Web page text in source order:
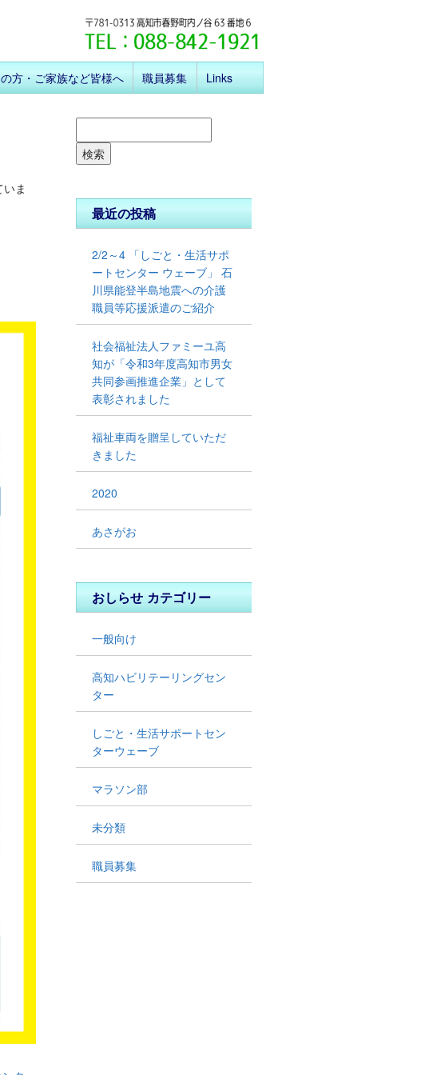
方・ご家族など皆様へ 職員募集 Links
ま
検索
最近の投稿
2/2～4 「しごと・生活サポ
ートセンター ウェーブ」 ⽯
川県能登半島地震への介護
職員等応援派遣のご紹介
社会福祉法人ファミーユ高
知が「令和3年度高知市男女
共同参画推進企業」として
表彰されました
福祉車両を贈呈していただ
きました
2020
あさがお
おしらせ カテゴリー
一般向け
高知ハビリテーリングセン
ター
しごと・生活サポートセン
ターウェーブ
マラソン部
未分類
職員募集